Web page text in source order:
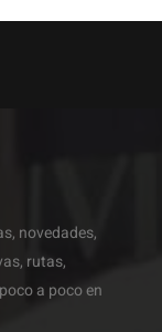
novedades,
rutas,
a poco en